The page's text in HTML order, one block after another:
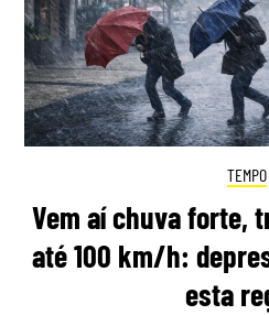
TEMPO
Vem aí chuva forte,
até 100 km/h:
esta